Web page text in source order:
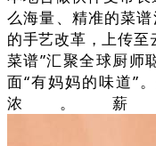
么海量、精准的菜
的手艺改革，上传至
菜谱”汇聚全球厨师
面“有妈妈的味道”
浓。薪